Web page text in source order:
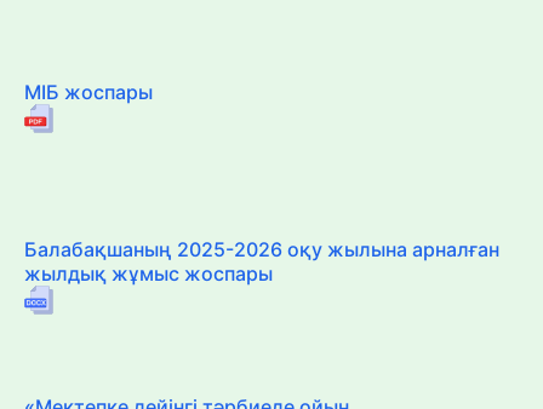
МІБ жоспары
Балабақшаның 2025-2026 оқу жылына арналған
жылдық жұмыс жоспары